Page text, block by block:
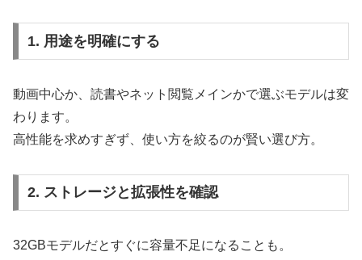
1. 用途を明確にする
動画中心か、読書やネット閲覧メインかで選ぶモデルは変
わります。
高性能を求めすぎず、使い方を絞るのが賢い選び方。
2. ストレージと拡張性を確認
32GBモデルだとすぐに容量不足になることも。